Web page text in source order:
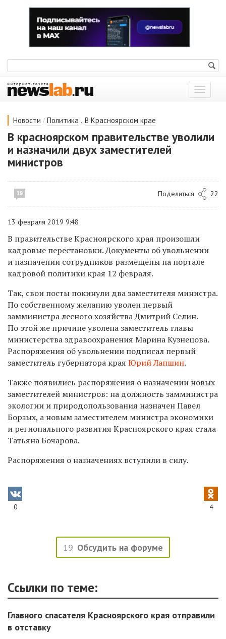
Показать
меню
Новости / Политика , В Красноярском крае
В красноярском правительстве уволили
и назначили двух заместителей
министров
19 Поделиться 22
13 февраля 2019 9:48
В правительстве Красноярского края произошли
кадровые перестановки. Документы об увольнении
и назначении сотрудников размещены на портале
кадровой политики края 12 февраля.
Так, свои посты покинули два заместителя министра.
По собственному желанию уволен первый
замминистра лесного хозяйства Дмитрий Селин.
По этой же причине уволена заместитель главы
министерства здравоохранения Марина Кузнецова.
Распоряжения об увольнении подписал первый
заместитель губернатора края Юрий Лапшин.
Также появились распоряжения о назначении новых
заместителей министров: на должность замминистра
экологии и природопользования назначен Павел
Борзых, а новым заместителем министра экономики
и регионального развития Красноярского края стала
Татьяна Бочарова.
Распоряжения о назначениях вступили в силу.
0 4
19 Обсудить на форуме
Ссылки по теме:
Главного спасателя Красноярского края отправили
в отставку